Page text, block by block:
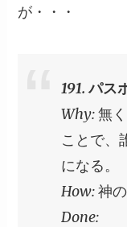
が・・・
191. パス
Why: 無
ことで、
になる。
How: 神
Done: